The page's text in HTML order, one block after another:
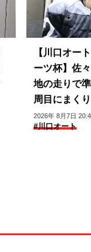
【川口オー
ーツ杯】佐
地の走りで
周目にまく
良かった」
2026年 8月7日
#川口オート